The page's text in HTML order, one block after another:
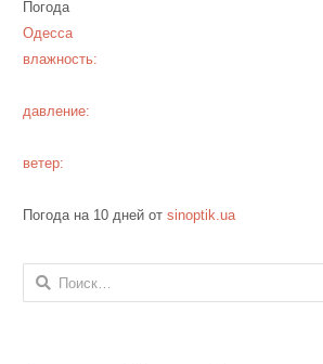
Погода
Одесса
влажность:
давление:
ветер:
Погода на 10 дней от sinoptik.ua
Найти: